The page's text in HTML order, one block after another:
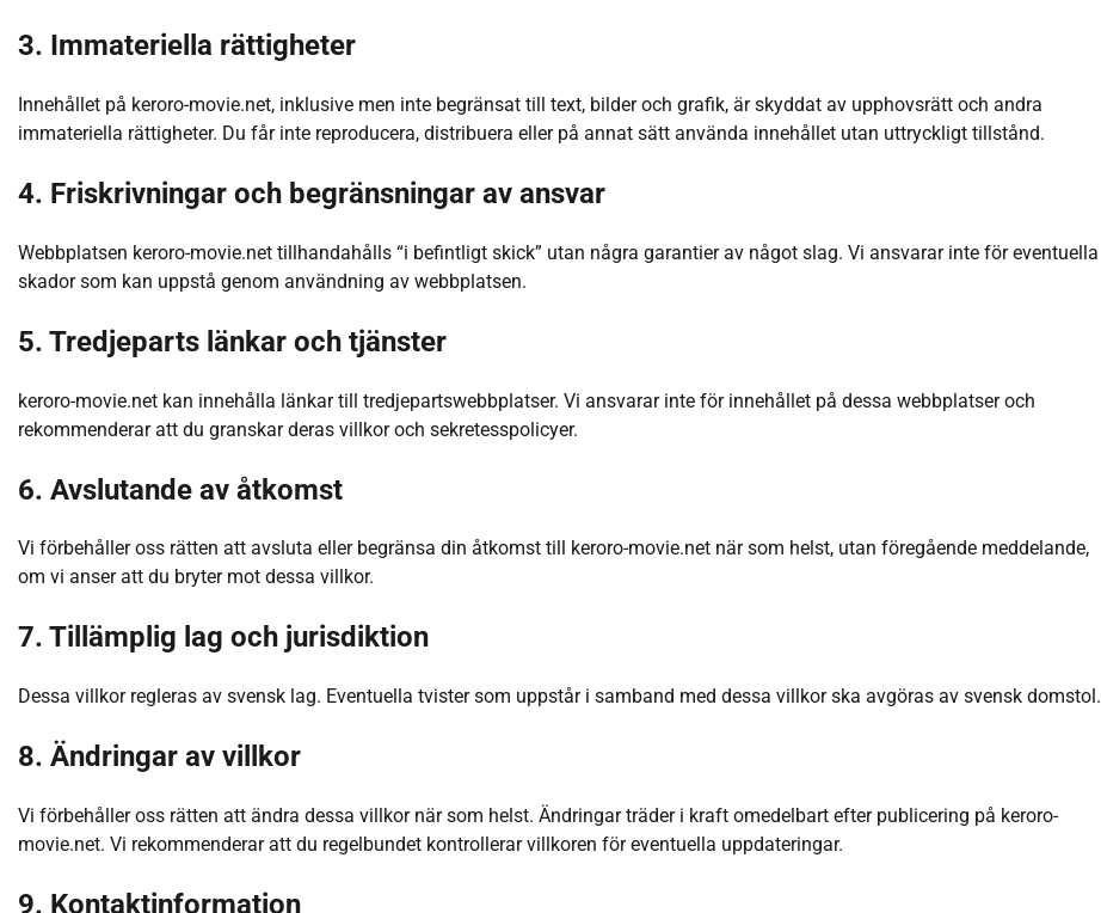
3. Immateriella rättigheter
Innehållet på keroro-movie.net, inklusive men inte begränsat till text, bilder och grafik, är skyddat av upphovsrätt och andra
immateriella rättigheter. Du får inte reproducera, distribuera eller på annat sätt använda innehållet utan uttryckligt tillstånd.
4. Friskrivningar och begränsningar av ansvar
Webbplatsen keroro-movie.net tillhandahålls “i befintligt skick” utan några garantier av något slag. Vi ansvarar inte för eventuella
skador som kan uppstå genom användning av webbplatsen.
5. Tredjeparts länkar och tjänster
keroro-movie.net kan innehålla länkar till tredjepartswebbplatser. Vi ansvarar inte för innehållet på dessa webbplatser och
rekommenderar att du granskar deras villkor och sekretesspolicyer.
6. Avslutande av åtkomst
Vi förbehåller oss rätten att avsluta eller begränsa din åtkomst till keroro-movie.net när som helst, utan föregående meddelande,
om vi anser att du bryter mot dessa villkor.
7. Tillämplig lag och jurisdiktion
Dessa villkor regleras av svensk lag. Eventuella tvister som uppstår i samband med dessa villkor ska avgöras av svensk domstol.
8. Ändringar av villkor
Vi förbehåller oss rätten att ändra dessa villkor när som helst. Ändringar träder i kraft omedelbart efter publicering på keroro-
movie.net. Vi rekommenderar att du regelbundet kontrollerar villkoren för eventuella uppdateringar.
9. Kontaktinformation